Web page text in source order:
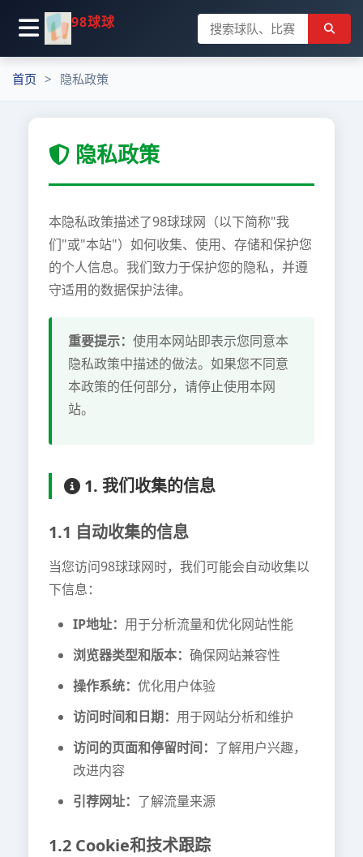
98球球
首页 隐私政策
隐私政策
本隐私政策描述了98球球网（以下简称"我
们"或"本站"）如何收集、使用、存储和保护您
的个人信息。我们致力于保护您的隐私，并遵
守适用的数据保护法律。
重要提示： 使用本网站即表示您同意本
隐私政策中描述的做法。如果您不同意
本政策的任何部分，请停止使用本网
站。
1. 我们收集的信息
1.1 自动收集的信息
当您访问98球球网时，我们可能会自动收集以
下信息：
IP地址： 用于分析流量和优化网站性能
浏览器类型和版本： 确保网站兼容性
操作系统： 优化用户体验
访问时间和日期： 用于网站分析和维护
访问的页面和停留时间： 了解用户兴趣，
改进内容
引荐网址： 了解流量来源
1.2 Cookie和技术跟踪